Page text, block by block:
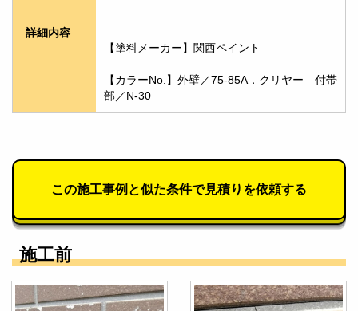
詳細内容
【塗料メーカー】関西ペイント
【カラーNo.】外壁／75-85A．クリヤー　付帯
部／N-30
この施工事例と似た条件で見積りを依頼する
施工前